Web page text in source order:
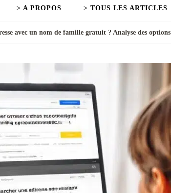
> A PROPOS > TOUS LES ARTICLES
avec un nom de famille gratuit ? Analyse des options